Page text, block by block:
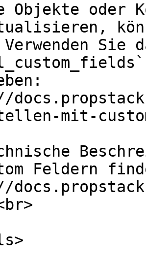
Objekte
Sie
mit-
Feldern